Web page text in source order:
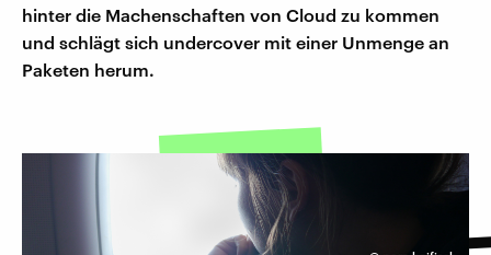
hinter die Machenschaften von Cloud zu kommen
und schlägt sich undercover mit einer Unmenge an
Paketen herum.